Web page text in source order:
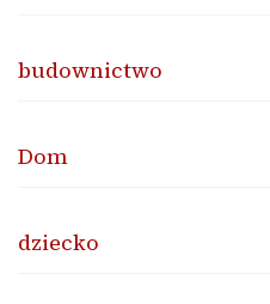
budownictwo
Dom
dziecko